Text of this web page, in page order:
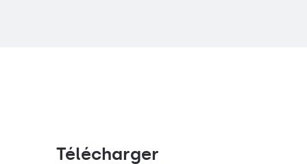
Télécharger